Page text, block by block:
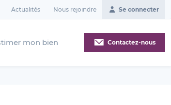
Actualités Nous rejoindre Se connecter
mon bien Contactez-nous